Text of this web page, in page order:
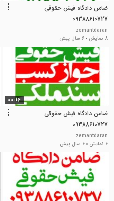
ضامن دادگاه فیش حقوقی
09388610727
zemantdaran
8 نمایش
6 سال پیش
00:16
ضامن دادگاه فیش حقوقی
09388610727
zemantdaran
6 نمایش
6 سال پیش